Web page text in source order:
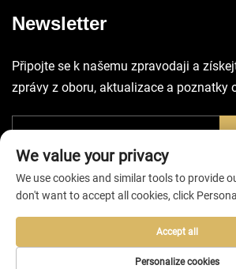
Newsletter
Připojte se k našemu zpravodaji a
zprávy z oboru, aktualizace a poznatky
Zásady ochrany
We value your privacy
We use cookies and similar tools to provide
don't want to accept all cookies, click
Personalize cookies
Accept all